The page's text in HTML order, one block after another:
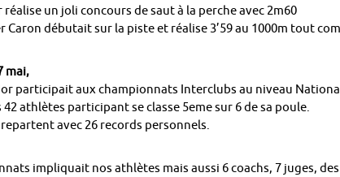
réalise un joli concours de saut à la perche avec 2m60
Caron débutait sur la piste et réalise 3’59 au 1000m tout
mai,
participait aux championnats Interclubs au niveau
42 athlètes participant se classe 5eme sur 6 de sa poule.
avec 26 records personnels.
impliquait nos athlètes mais aussi 6 coachs, 7 juges,